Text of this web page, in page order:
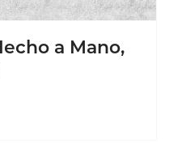
a Mano,